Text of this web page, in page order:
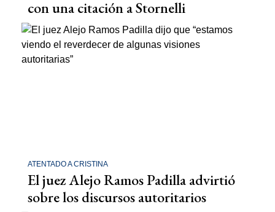
con una citación a Stornelli
ATENTADO A CRISTINA
El juez Alejo Ramos Padilla advirtió
sobre los discursos autoritarios